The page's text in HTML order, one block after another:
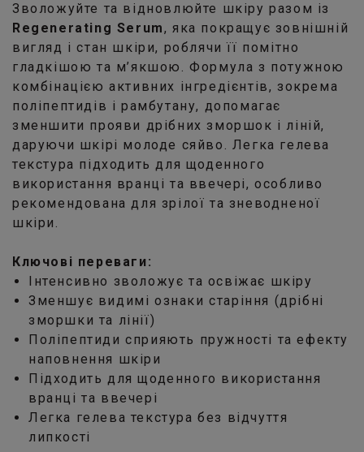
Зволожуйте та відновлюйте шкіру разом із
Regenerating Serum, яка покращує зовнішній
вигляд і стан шкіри, роблячи її помітно
гладкішою та м’якшою. Формула з потужною
комбінацією активних інгредієнтів, зокрема
поліпептидів і рамбутану, допомагає
зменшити прояви дрібних зморшок і ліній,
даруючи шкірі молоде сяйво. Легка гелева
текстура підходить для щоденного
використання вранці та ввечері, особливо
рекомендована для зрілої та зневодненої
шкіри.
Ключові переваги:
Інтенсивно зволожує та освіжає шкіру
Зменшує видимі ознаки старіння (дрібні
зморшки та лінії)
Поліпептиди сприяють пружності та ефекту
наповнення шкіри
Підходить для щоденного використання
вранці та ввечері
Легка гелева текстура без відчуття
липкості